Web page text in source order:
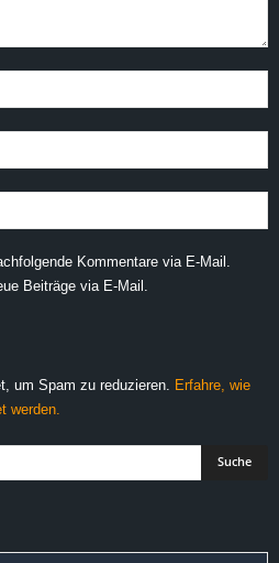
Kommentare via E-Mail.
Beiträge via E-Mail.
um Spam zu reduzieren.
Erfahre, wie
werden.